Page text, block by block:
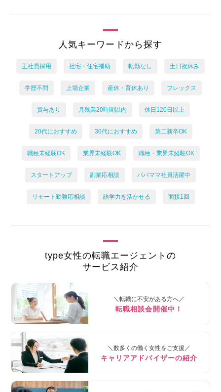
人気キーワードから探す
正社員採用 社宅・住宅補助 転勤なし 土日祝休み
学歴不問 上場企業 産休・育休あり フレックス
賞与あり 月残業20時間以内 休日120日以上
20代におすすめ 30代におすすめ 第二新卒OK
職種未経験OK 業界未経験OK 職種・業界未経験OK
スタートアップ 副業応相談 パパママ社員活躍中
リモート勤務応相談 語学力を活かせる 面接1回
type女性の転職エージェントの
サービス紹介
＼転職に不安がある方へ／
転職相談会開催中！
＼数多くの働く女性をご支援／
キャリアアドバイザーの紹介